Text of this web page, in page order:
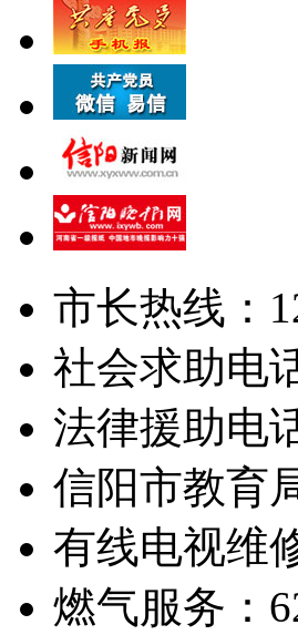
市长热线：
社会求助电
法律援助电
信阳市教育
有线电视维
燃气服务：